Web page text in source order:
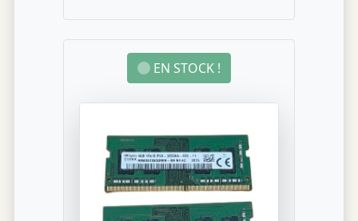
EN STOCK !